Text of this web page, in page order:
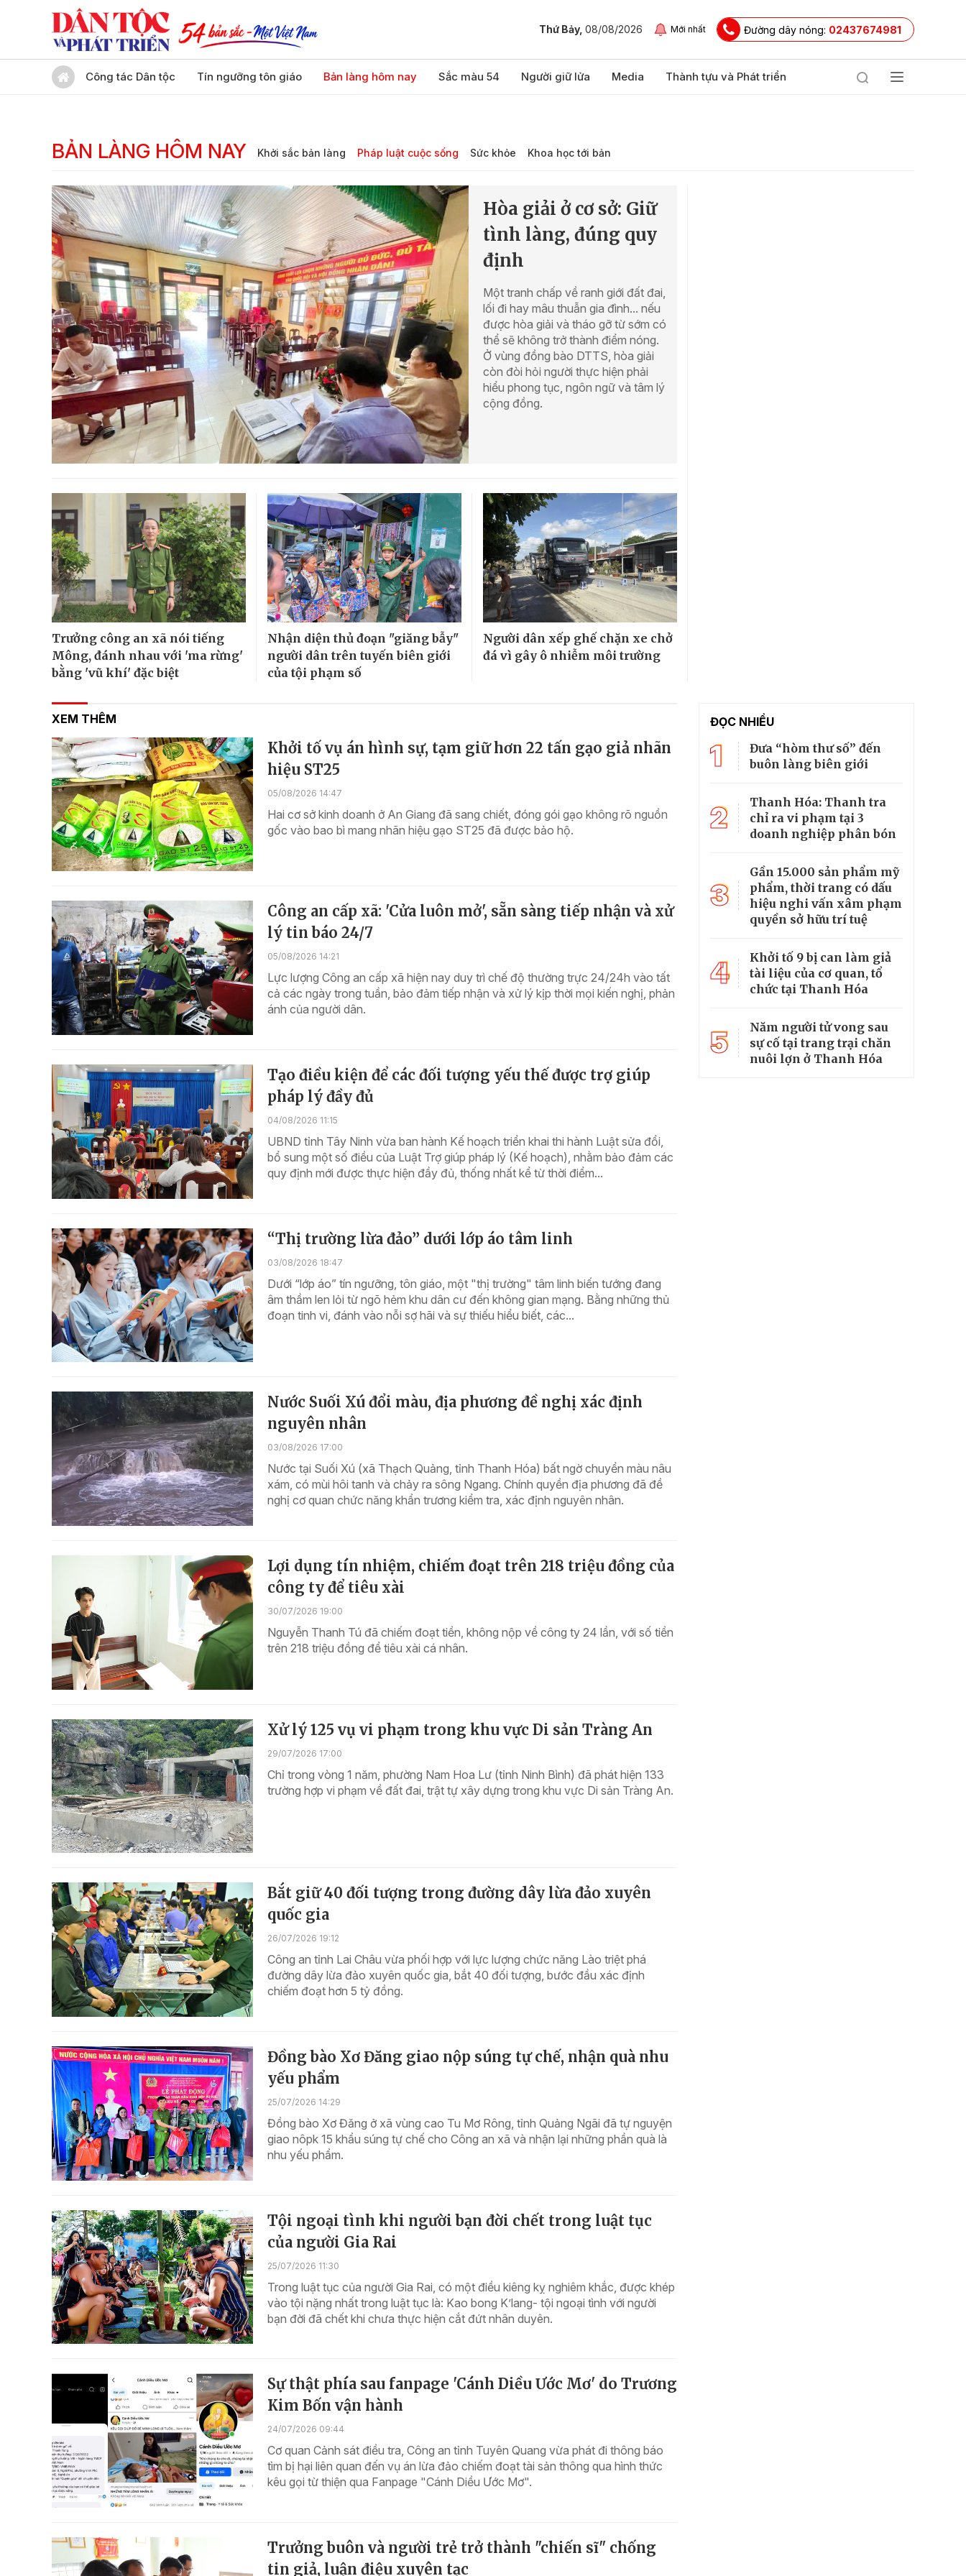
Thứ Bảy, 08/08/2026 Mới nhất Đường dây nóng: 02437674981
Công tác Dân tộc Tín ngưỡng tôn giáo Bản làng hôm nay Sắc màu 54 Người giữ lửa Media Thành tựu và Phát triển
BẢN LÀNG HÔM NAY Khởi sắc bản làng Pháp luật cuộc sống Sức khỏe Khoa học tới bản
Hòa giải ở cơ sở: Giữ
tình làng, đúng quy
định
Một tranh chấp về ranh giới đất đai,
lối đi hay mâu thuẫn gia đình... nếu
được hòa giải và tháo gỡ từ sớm có
thể sẽ không trở thành điểm nóng.
Ở vùng đồng bào DTTS, hòa giải
còn đòi hỏi người thực hiện phải
hiểu phong tục, ngôn ngữ và tâm lý
cộng đồng.
Trưởng công an xã nói tiếng
Mông, đánh nhau với 'ma rừng'
bằng 'vũ khí' đặc biệt
Nhận diện thủ đoạn "giăng bẫy"
người dân trên tuyến biên giới
của tội phạm số
Người dân xếp ghế chặn xe chở
đá vì gây ô nhiễm môi trường
XEM THÊM
Khởi tố vụ án hình sự, tạm giữ hơn 22 tấn gạo giả nhãn
hiệu ST25
05/08/2026 14:47
Hai cơ sở kinh doanh ở An Giang đã sang chiết, đóng gói gạo không rõ nguồn
gốc vào bao bì mang nhãn hiệu gạo ST25 đã được bảo hộ.
Công an cấp xã: 'Cửa luôn mở', sẵn sàng tiếp nhận và xử
lý tin báo 24/7
05/08/2026 14:21
Lực lượng Công an cấp xã hiện nay duy trì chế độ thường trực 24/24h vào tất
cả các ngày trong tuần, bảo đảm tiếp nhận và xử lý kịp thời mọi kiến nghị, phản
ánh của người dân.
Tạo điều kiện để các đối tượng yếu thế được trợ giúp
pháp lý đầy đủ
04/08/2026 11:15
UBND tỉnh Tây Ninh vừa ban hành Kế hoạch triển khai thi hành Luật sửa đổi,
bổ sung một số điều của Luật Trợ giúp pháp lý (Kế hoạch), nhằm bảo đảm các
quy định mới được thực hiện đầy đủ, thống nhất kể từ thời điểm...
“Thị trường lừa đảo” dưới lớp áo tâm linh
03/08/2026 18:47
Dưới “lớp áo” tín ngưỡng, tôn giáo, một "thị trường" tâm linh biến tướng đang
âm thầm len lỏi từ ngõ hẻm khu dân cư đến không gian mạng. Bằng những thủ
đoạn tinh vi, đánh vào nỗi sợ hãi và sự thiếu hiểu biết, các...
Nước Suối Xú đổi màu, địa phương đề nghị xác định
nguyên nhân
03/08/2026 17:00
Nước tại Suối Xú (xã Thạch Quảng, tỉnh Thanh Hóa) bất ngờ chuyển màu nâu
xám, có mùi hôi tanh và chảy ra sông Ngang. Chính quyền địa phương đã đề
nghị cơ quan chức năng khẩn trương kiểm tra, xác định nguyên nhân.
Lợi dụng tín nhiệm, chiếm đoạt trên 218 triệu đồng của
công ty để tiêu xài
30/07/2026 19:00
Nguyễn Thanh Tú đã chiếm đoạt tiền, không nộp về công ty 24 lần, với số tiền
trên 218 triệu đồng để tiêu xài cá nhân.
Xử lý 125 vụ vi phạm trong khu vực Di sản Tràng An
29/07/2026 17:00
Chỉ trong vòng 1 năm, phường Nam Hoa Lư (tỉnh Ninh Bình) đã phát hiện 133
trường hợp vi phạm về đất đai, trật tự xây dựng trong khu vực Di sản Tràng An.
Bắt giữ 40 đối tượng trong đường dây lừa đảo xuyên
quốc gia
26/07/2026 19:12
Công an tỉnh Lai Châu vừa phối hợp với lực lượng chức năng Lào triệt phá
đường dây lừa đảo xuyên quốc gia, bắt 40 đối tượng, bước đầu xác định
chiếm đoạt hơn 5 tỷ đồng.
Đồng bào Xơ Đăng giao nộp súng tự chế, nhận quà nhu
yếu phẩm
25/07/2026 14:29
Đồng bào Xơ Đăng ở xã vùng cao Tu Mơ Rông, tỉnh Quảng Ngãi đã tự nguyện
giao nôpk 15 khẩu súng tự chế cho Công an xã và nhận lại những phần quà là
nhu yếu phẩm.
Tội ngoại tình khi người bạn đời chết trong luật tục
của người Gia Rai
25/07/2026 11:30
Trong luật tục của người Gia Rai, có một điều kiêng kỵ nghiêm khắc, được khép
vào tội nặng nhất trong luật tục là: Kao bong K’lang- tội ngoại tình với người
bạn đời đã chết khi chưa thực hiện cắt đứt nhân duyên.
Sự thật phía sau fanpage 'Cánh Diều Ước Mơ' do Trương
Kim Bốn vận hành
24/07/2026 09:44
Cơ quan Cảnh sát điều tra, Công an tỉnh Tuyên Quang vừa phát đi thông báo
tìm bị hại liên quan đến vụ án lừa đảo chiếm đoạt tài sản thông qua hình thức
kêu gọi từ thiện qua Fanpage "Cánh Diều Ước Mơ".
Trưởng buôn và người trẻ trở thành "chiến sĩ" chống
tin giả, luận điệu xuyên tạc
ĐỌC NHIỀU
1
Đưa “hòm thư số” đến
buôn làng biên giới
2
Thanh Hóa: Thanh tra
chỉ ra vi phạm tại 3
doanh nghiệp phân bón
3
Gần 15.000 sản phẩm mỹ
phẩm, thời trang có dấu
hiệu nghi vấn xâm phạm
quyền sở hữu trí tuệ
4
Khởi tố 9 bị can làm giả
tài liệu của cơ quan, tổ
chức tại Thanh Hóa
5
Năm người tử vong sau
sự cố tại trang trại chăn
nuôi lợn ở Thanh Hóa